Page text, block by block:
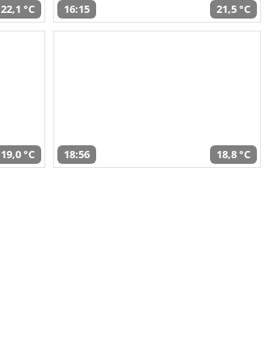
22,1 °C 16:15 21,5 °C
19,0 °C 18:56 18,8 °C